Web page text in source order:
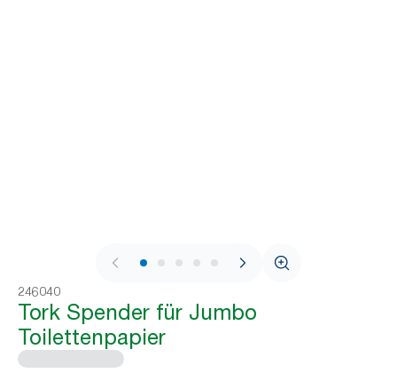
1 / 6
246040
Tork Spender für Jumbo
Toilettenpapier